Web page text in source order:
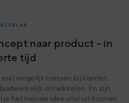
BLUELAB
naar product - in
tijd
mogelijk toetsen bij klanten
ontwikkelen. En zijn
je het nieuwe idee snel uit kunnen